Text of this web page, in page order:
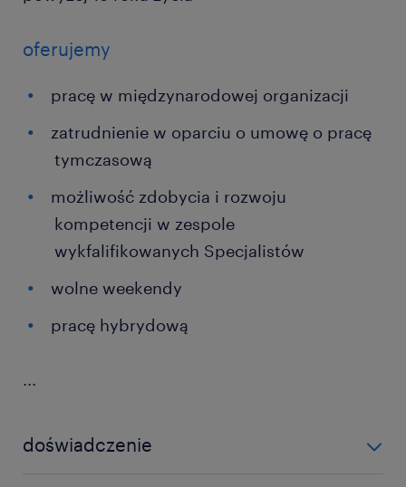
oferujemy
pracę w międzynarodowej organizacji
zatrudnienie w oparciu o umowę o pracę
tymczasową
możliwość zdobycia i rozwoju
kompetencji w zespole
wykfalifikowanych Specjalistów
wolne weekendy
pracę hybrydową
...
doświadczenie